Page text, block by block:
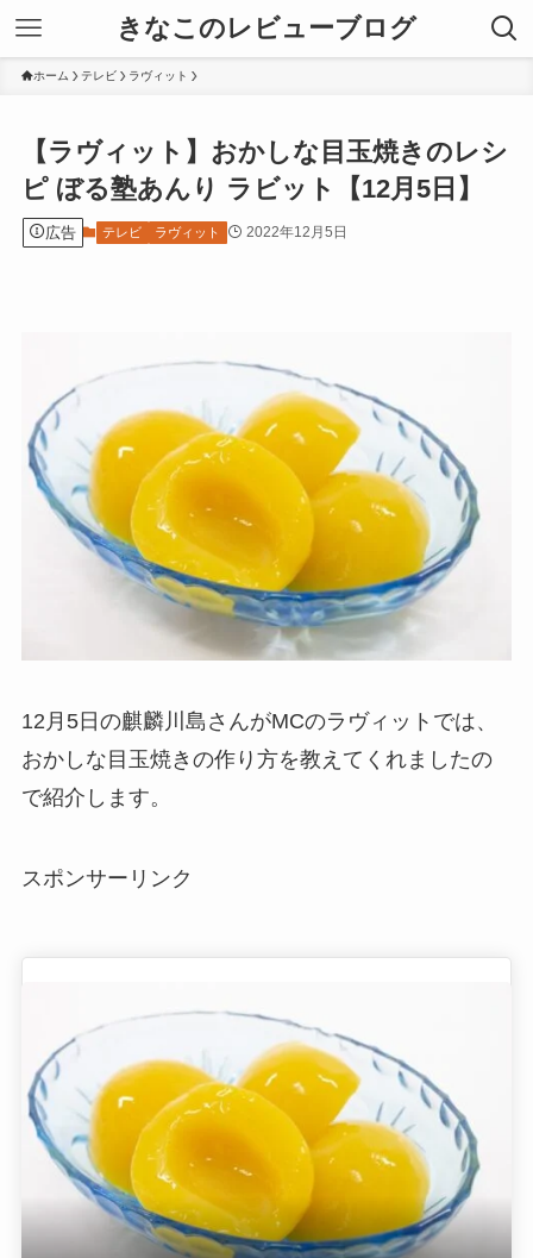
きなこのレビューブログ
ホーム テレビ ラヴィット
【ラヴィット】おかしな目玉焼きのレシ
ピ ぼる塾あんり ラビット【12月5日】
広告 テレビ ラヴィット 2022年12月5日
12月5日の麒麟川島さんがMCのラヴィットでは、
おかしな目玉焼きの作り方を教えてくれましたの
で紹介します。
スポンサーリンク